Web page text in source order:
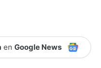
en Google News